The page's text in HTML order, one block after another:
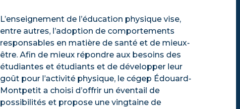
L’enseignement de l’éducation physique vise,
entre autres, l’adoption de comportements
responsables en matière de santé et de mieux-
être. Afin de mieux répondre aux besoins des
étudiantes et étudiants et de développer leur
goût pour l’activité physique, le cégep Édouard-
Montpetit a choisi d’offrir un éventail de
possibilités et propose une vingtaine de